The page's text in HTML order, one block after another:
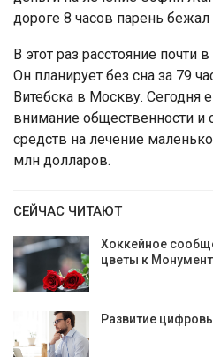
дороге 8 часов парень
В этот раз расстояние почти
Он планирует без сна за 79
Витебска в Москву. Сегодня
внимание общественности и
средств на лечение
млн долларов.
СЕЙЧАС ЧИТАЮТ
Хоккейное
цветы к
Развитие